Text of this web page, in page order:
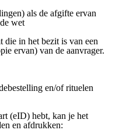
als de afgifte ervan
wet
die in het bezit is van een
ervan) van de aanvrager.
en/of rituelen
(eID) hebt, kan je het
en afdrukken: